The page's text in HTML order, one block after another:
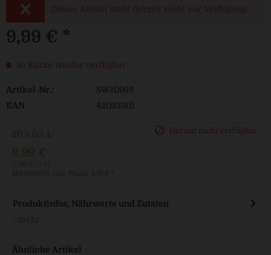
Dieser Artikel steht derzeit nicht zur Verfügung!
9,99 € *
In Kürze wieder verfügbar
Artikel-Nr.:
SW10959
EAN
42033301
9,99 €
Derzeit nicht verfügbar.
Produktinfos, Nährwerte und Zutaten
: mehr
Ähnliche Artikel